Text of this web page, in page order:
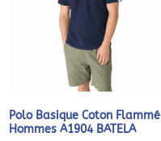
Polo Basique Coton Flammé
Hommes A1904 BATELA